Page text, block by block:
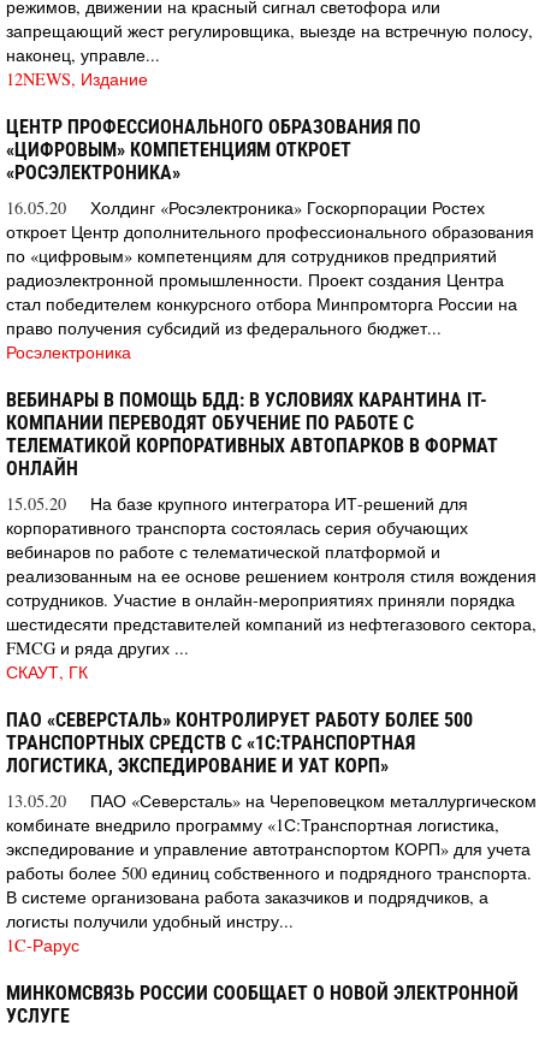
режимов, движении на красный сигнал светофора или
запрещающий жест регулировщика, выезде на встречную полосу,
наконец, управле...
12NEWS, Издание
ЦЕНТР ПРОФЕССИОНАЛЬНОГО ОБРАЗОВАНИЯ ПО
«ЦИФРОВЫМ» КОМПЕТЕНЦИЯМ ОТКРОЕТ
«РОСЭЛЕКТРОНИКА»
16.05.20
Холдинг «Росэлектроника» Госкорпорации Ростех
откроет Центр дополнительного профессионального образования
по «цифровым» компетенциям для сотрудников предприятий
радиоэлектронной промышленности. Проект создания Центра
стал победителем конкурсного отбора Минпромторга России на
право получения субсидий из федерального бюджет...
Росэлектроника
ВЕБИНАРЫ В ПОМОЩЬ БДД: В УСЛОВИЯХ КАРАНТИНА IT-
КОМПАНИИ ПЕРЕВОДЯТ ОБУЧЕНИЕ ПО РАБОТЕ С
ТЕЛЕМАТИКОЙ КОРПОРАТИВНЫХ АВТОПАРКОВ В ФОРМАТ
ОНЛАЙН
15.05.20
На базе крупного интегратора ИТ-решений для
корпоративного транспорта состоялась серия обучающих
вебинаров по работе с телематической платформой и
реализованным на ее основе решением контроля стиля вождения
сотрудников. Участие в онлайн-мероприятиях приняли порядка
шестидесяти представителей компаний из нефтегазового сектора,
FMCG и ряда других ...
СКАУТ, ГК
ПАО «СЕВЕРСТАЛЬ» КОНТРОЛИРУЕТ РАБОТУ БОЛЕЕ 500
ТРАНСПОРТНЫХ СРЕДСТВ С «1С:ТРАНСПОРТНАЯ
ЛОГИСТИКА, ЭКСПЕДИРОВАНИЕ И УАТ КОРП»
13.05.20
ПАО «Северсталь» на Череповецком металлургическом
комбинате внедрило программу «1С:Транспортная логистика,
экспедирование и управление автотранспортом КОРП» для учета
работы более 500 единиц собственного и подрядного транспорта.
В системе организована работа заказчиков и подрядчиков, а
логисты получили удобный инстру...
1C-Рарус
МИНКОМСВЯЗЬ РОССИИ СООБЩАЕТ О НОВОЙ ЭЛЕКТРОННОЙ
УСЛУГЕ